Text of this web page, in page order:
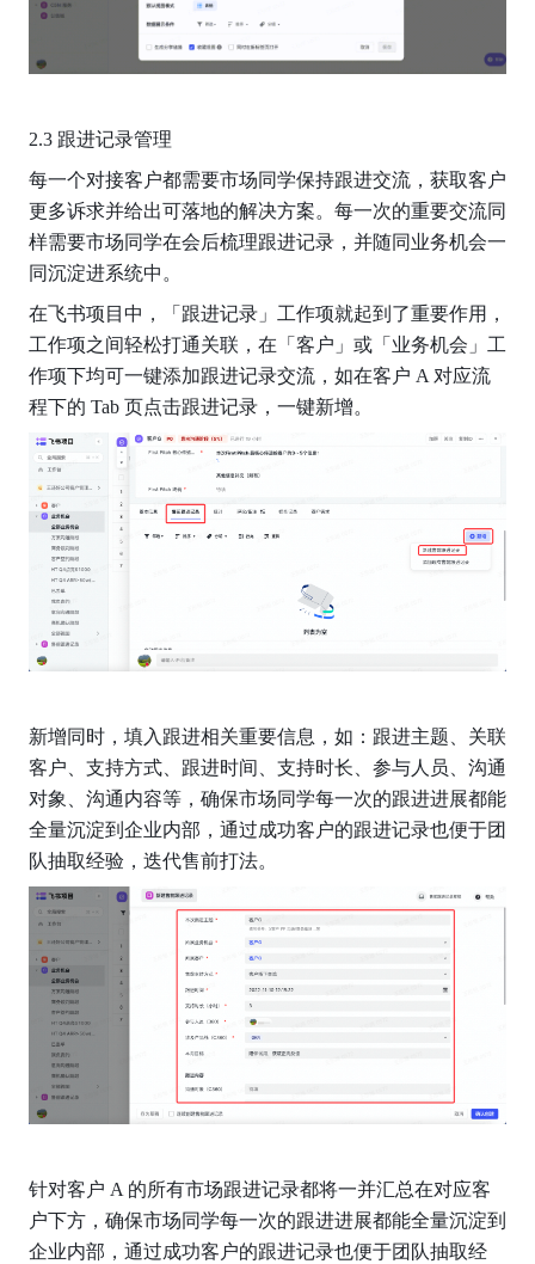
2.3 跟进记录管理
每一个对接客户都需要市场同学保持跟进交流，获取客户
更多诉求并给出可落地的解决方案。每一次的重要交流同
样需要市场同学在会后梳理跟进记录，并随同业务机会一
同沉淀进系统中。
在飞书项目中，「跟进记录」工作项就起到了重要作用，
工作项之间轻松打通关联，在「客户」或「业务机会」工
作项下均可一键添加跟进记录交流，如在客户 A 对应流
程下的 Tab 页点击跟进记录，一键新增。
新增同时，填入跟进相关重要信息，如：跟进主题、关联
客户、支持方式、跟进时间、支持时长、参与人员、沟通
对象、沟通内容等，确保市场同学每一次的跟进进展都能
全量沉淀到企业内部，通过成功客户的跟进记录也便于团
队抽取经验，迭代售前打法。
针对客户 A 的所有市场跟进记录都将一并汇总在对应客
户下方，确保市场同学每一次的跟进进展都能全量沉淀到
企业内部，通过成功客户的跟进记录也便于团队抽取经